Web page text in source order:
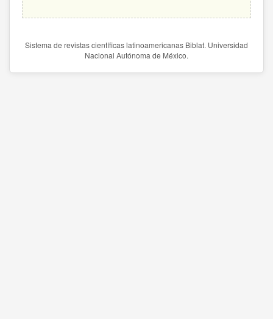
Sistema de revistas científicas latinoamericanas Biblat. Universidad
Nacional Autónoma de México.